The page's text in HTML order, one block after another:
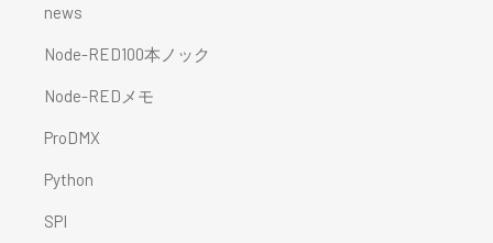
news
Node-RED100本ノック
Node-REDメモ
ProDMX
Python
SPI